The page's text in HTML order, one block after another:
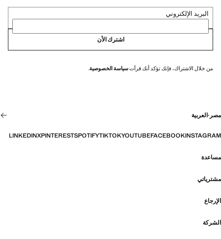
البريد الإلكتروني
اشترك الأن
من خلال الاشتراك، فإنك تؤكد أنك قرأتسياسة الخصوصية.
مصر ·العربية
INSTAGRAM
FACEBOOK
YOUTUBE
TIKTOK
SPOTIFY
PINTEREST
X
LINKEDIN
مساعدة
مشترياتي
الإرجاع
الشركة